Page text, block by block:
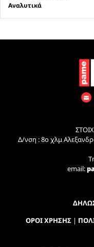
Αναλυτικά
Δ/νση : 8ο χλμ
email:
ΟΡΟΙ ΧΡΗΣΗΣ|